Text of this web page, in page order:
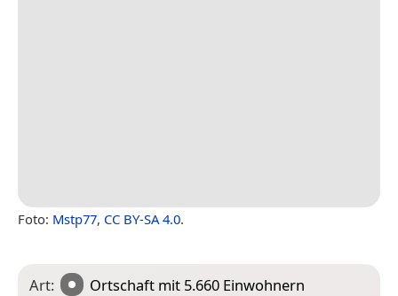
Foto: Mstp77, CC BY-SA 4.0.
Art: Ortschaft mit 5.660 Einwohnern